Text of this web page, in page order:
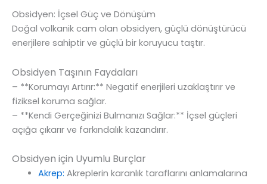
Obsidyen: İçsel Güç ve Dönüşüm
Doğal volkanik cam olan obsidyen, güçlü dönüştürücü
enerjilere sahiptir ve güçlü bir koruyucu taştır.
Obsidyen Taşının Faydaları
– **Korumayı Artırır:** Negatif enerjileri uzaklaştırır ve
fiziksel koruma sağlar.
– **Kendi Gerçeğinizi Bulmanızı Sağlar:** İçsel güçleri
açığa çıkarır ve farkındalık kazandırır.
Obsidyen için Uyumlu Burçlar
Akrep: Akreplerin karanlık taraflarını anlamalarına